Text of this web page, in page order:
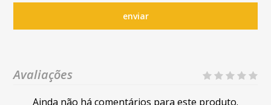
enviar
Avaliações
Ainda não há comentários para este produto.